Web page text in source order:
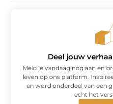
Deel jouw
Meld je vandaag nog aan en
leven op ons platform.
en word onderdeel van een
echt het